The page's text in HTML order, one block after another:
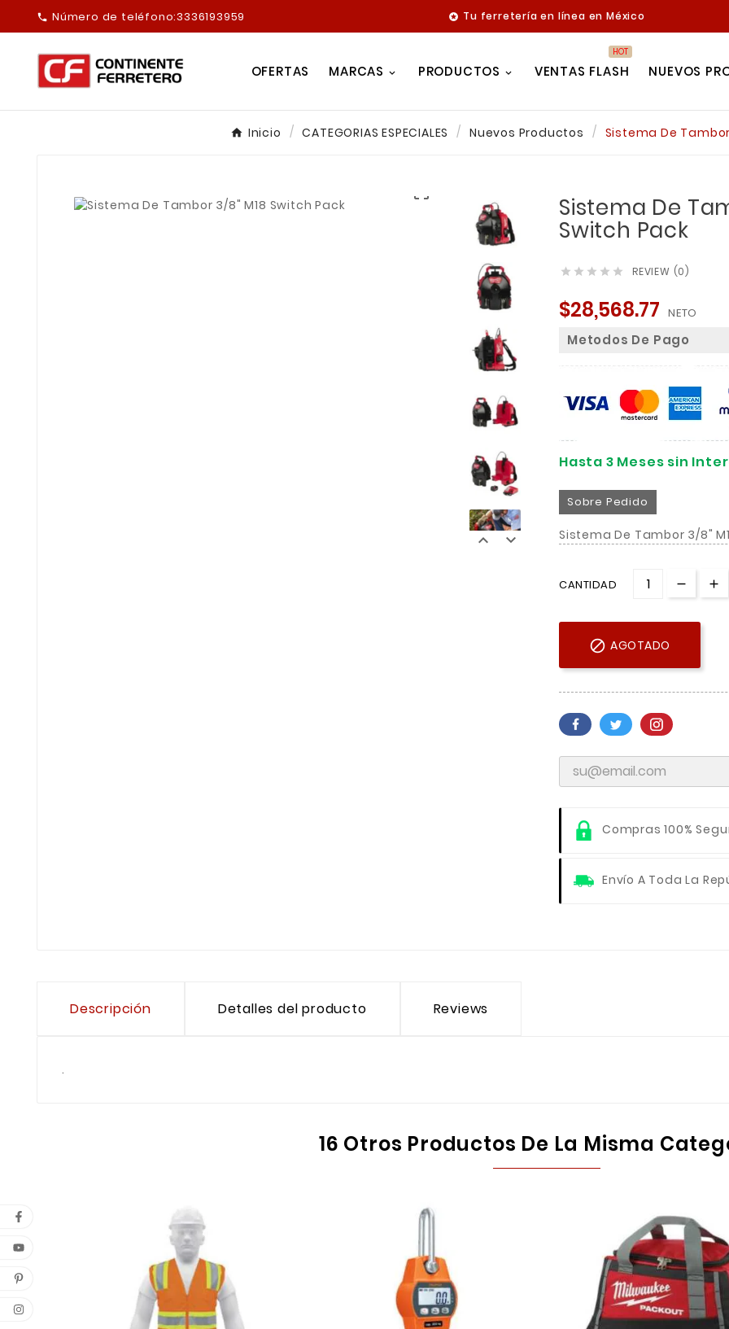
 Número de teléfono:3336193959  Tu ferretería en línea en México
OFERTAS MARCAS PRODUCTOS VENTAS FLASH
HOT
NUEVOS
Inicio CATEGORIAS ESPECIALES Nuevos Productos Sistema De

 
Sistema De
Switch Pack
     REVIEW (0)
$28,568.77 NETO
Metodos De Pago
Hasta 3 Meses sin
Sobre Pedido
Sistema De Tambor 3/8"
CANTIDAD
 AGOTADO
Compras 100%
Envío A Toda La
Descripción Detalles del producto Reviews
.
16 Otros Productos De La Misma